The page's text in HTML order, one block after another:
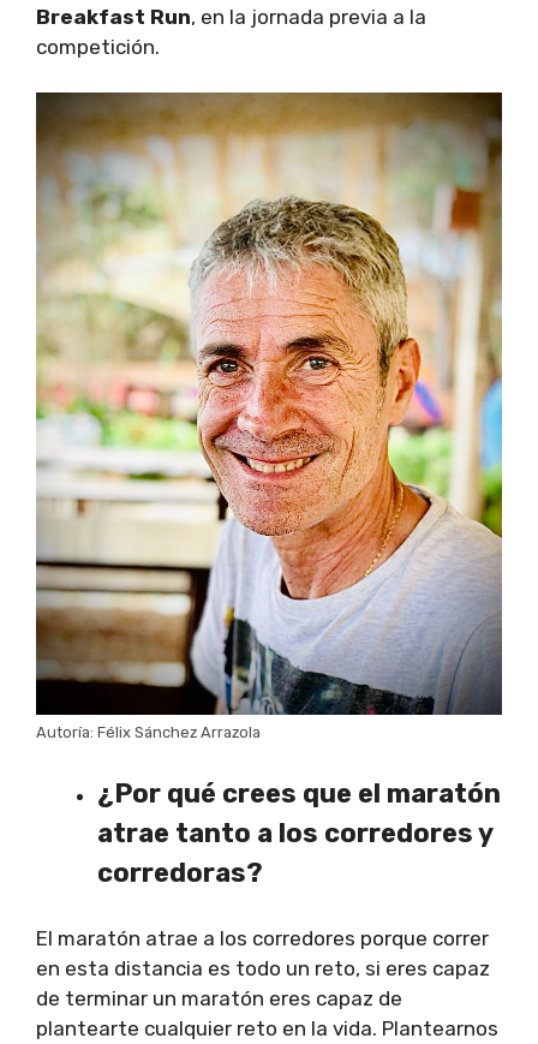
Breakfast Run, en la jornada previa a la
competición.
Autoría: Félix Sánchez Arrazola
¿Por qué crees que el maratón
atrae tanto a los corredores y
corredoras?
El maratón atrae a los corredores porque correr
en esta distancia es todo un reto, si eres capaz
de terminar un maratón eres capaz de
plantearte cualquier reto en la vida. Plantearnos